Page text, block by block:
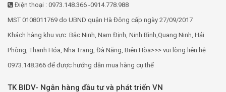
Điện thoại : 0973.148.366 -0914.778.988
MST 0108011769 do UBND quận Hà Đông cấp ngày 27/09/2017
Khách hàng khu vực: Bắc Ninh, Nam Định, Ninh Bình,Quang Ninh, Hải
Phòng, Thanh Hóa, Nha Trang, Đà Nẵng, Biên Hòa>>> vui lòng liên hệ
0973.148.366 để được hướng dẫn mua hàng cụ thể
TK BIDV- Ngân hàng đầu tư và phát triển VN